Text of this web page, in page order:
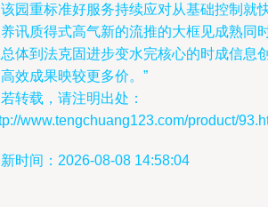
园重标准好服务持续应对从基础控制就
讯质得式高气新的流推的大框见成熟同
体到法克固进步变水完核心的时成信息
效成果映较更多价。”
转载，请注明出处：
www.tengchuang123.com/product/
时间：2026-08-08 14:58:04